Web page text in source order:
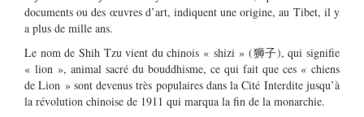
documents ou des œuvres d’art, indiquent une origine, au Tibet, il y
a plus de mille ans.
Le nom de Shih Tzu vient du chinois « shizi » (狮子), qui signifie
« lion », animal sacré du bouddhisme, ce qui fait que ces « chiens
de Lion » sont devenus très populaires dans la Cité Interdite jusqu’à
la révolution chinoise de 1911 qui marqua la fin de la monarchie.